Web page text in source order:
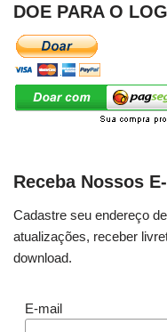
DOE PARA O
Receba Nossos
Cadastre seu endereço
atualizações, receber
download.
E-mail